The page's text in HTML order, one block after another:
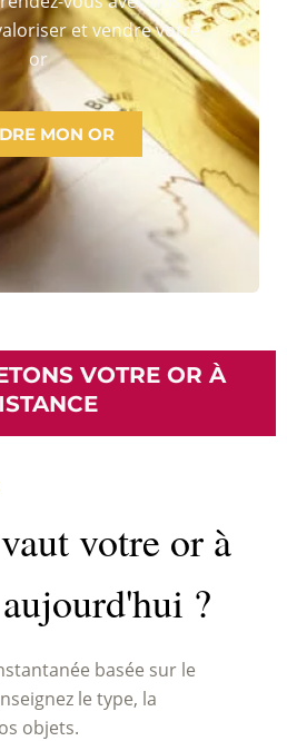
et vendre votre
or
MON OR
VOTRE OR À
votre or à
?
basée sur le
le type, la
objets.